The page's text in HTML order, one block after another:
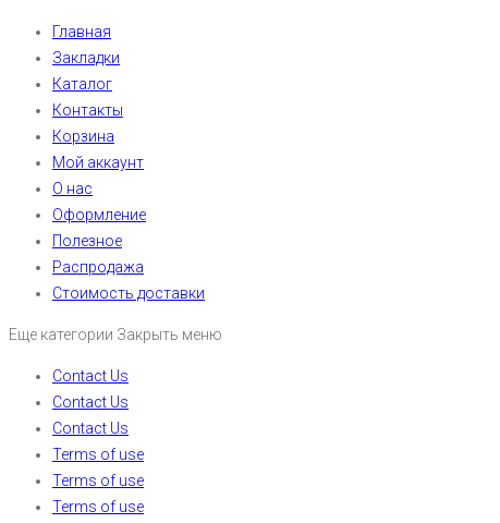
Главная
Закладки
Каталог
Контакты
Корзина
Мой аккаунт
О нас
Оформление
Полезное
Распродажа
Стоимость доставки
Еще категории Закрыть меню
Contact Us
Contact Us
Contact Us
Terms of use
Terms of use
Terms of use